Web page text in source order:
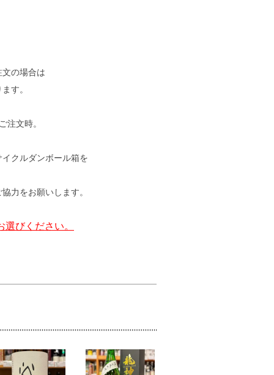
の場合は
す。
注文時。
クルダンボール箱を
力をお願いします。
びください。